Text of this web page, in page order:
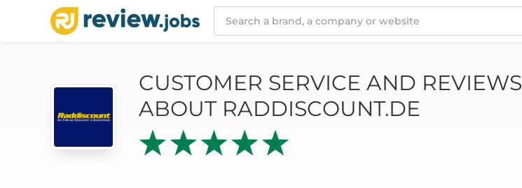
CUSTOMER SERVICE AND REVIEWS ABOUT RADDISCOUNT.DE
CUSTOMER SERVICE AND REVIEWS
ABOUT RADDISCOUNT.DE